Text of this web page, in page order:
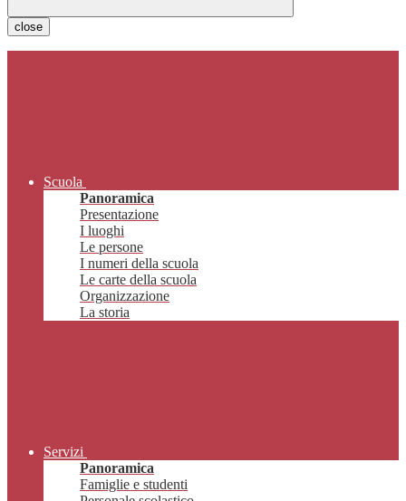
close
Scuola
Panoramica
Presentazione
I luoghi
Le persone
I numeri della scuola
Le carte della scuola
Organizzazione
La storia
Servizi
Panoramica
Famiglie e studenti